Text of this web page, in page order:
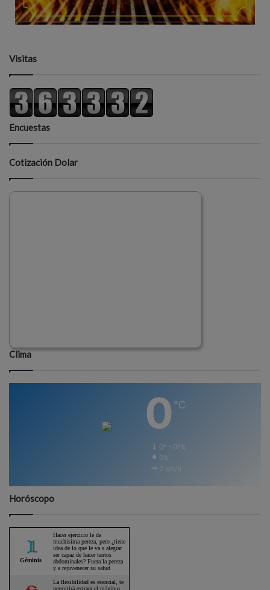
Visitas
Encuestas
Cotización Dolar
Clima
0 ℃
0º - 0º%
0%
0 km/h
Horóscopo